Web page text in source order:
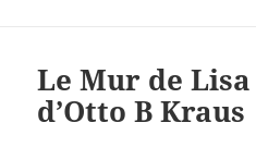
Le Mur de
d’Otto B Kraus